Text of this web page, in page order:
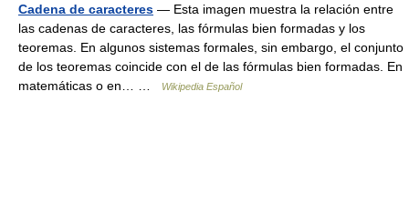
Cadena de caracteres — Esta imagen muestra la relación entre
las cadenas de caracteres, las fórmulas bien formadas y los
teoremas. En algunos sistemas formales, sin embargo, el conjunto
de los teoremas coincide con el de las fórmulas bien formadas. En
matemáticas o en… …
Wikipedia Español